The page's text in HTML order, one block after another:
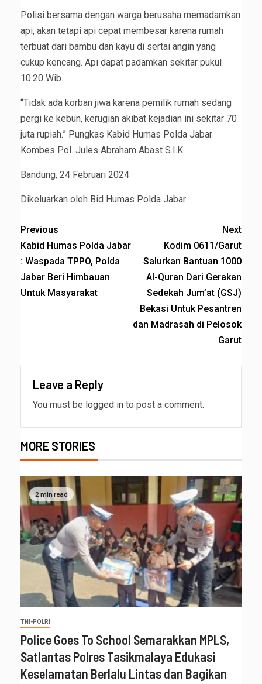
Polisi bersama dengan warga berusaha memadamkan
api, akan tetapi api cepat membesar karena rumah
terbuat dari bambu dan kayu di sertai angin yang
cukup kencang. Api dapat padamkan sekitar pukul
10.20 Wib.
“Tidak ada korban jiwa karena pemilik rumah sedang
pergi ke kebun, kerugian akibat kejadian ini sekitar 70
juta rupiah.” Pungkas Kabid Humas Polda Jabar
Kombes Pol. Jules Abraham Abast S.I.K.
Bandung, 24 Februari 2024
Dikeluarkan oleh Bid Humas Polda Jabar
Previous
Kabid Humas Polda Jabar
: Waspada TPPO, Polda
Jabar Beri Himbauan
Untuk Masyarakat
Next
Kodim 0611/Garut
Salurkan Bantuan 1000
Al-Quran Dari Gerakan
Sedekah Jum’at (GSJ)
Bekasi Untuk Pesantren
dan Madrasah di Pelosok
Garut
Leave a Reply
You must be logged in to post a comment.
MORE STORIES
2 min read
TNI-POLRI
Police Goes To School Semarakkan MPLS,
Satlantas Polres Tasikmalaya Edukasi
Keselamatan Berlalu Lintas dan Bagikan